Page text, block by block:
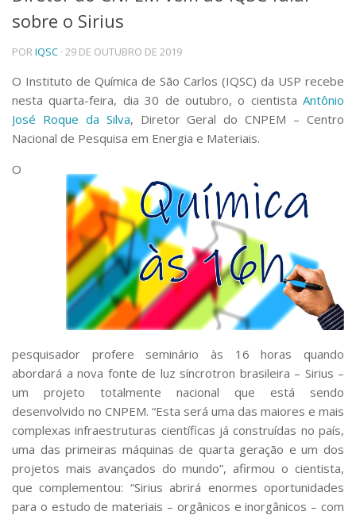
Telefones e Mapas
Pessoas
Ensino
Graduação
Pós-Graduação
Educação a distância
Cursos de Extensão
Linhas de Pesquisa
Centros, Núcleos e Projetos em Rede
Pós-doutorado
Iniciação Científica
Transferência de Tecnologia
Empresas Juniores
Extensão à Comunidade
Projetos, Programas e Cursos
Artes, Cultura e Esportes
Serviços
Bibliotecas
Apoio ao Estudante
Segurança, Trânsito e Prevenção
RH, Administrativo e Financeiro
Outros serviços
Comunicação
Assessorias e Mídias
sobre o Sirius
PORIQSC · 29 DE OUTUBRO DE 2019
O Instituto de Química de São Carlos (IQSC) da USP recebe
nesta quarta-feira, dia 30 de outubro, o cientista Antônio
José Roque da Silva, Diretor Geral do CNPEM – Centro
Nacional de Pesquisa em Energia e Materiais.
O
pesquisador profere seminário às 16 horas quando
abordará a nova fonte de luz síncrotron brasileira – Sirius –
um projeto totalmente nacional que está sendo
desenvolvido no CNPEM. “Esta será uma das maiores e mais
complexas infraestruturas científicas já construídas no país,
uma das primeiras máquinas de quarta geração e um dos
projetos mais avançados do mundo”, afirmou o cientista,
que complementou: “Sirius abrirá enormes oportunidades
para o estudo de materiais – orgânicos e inorgânicos – com